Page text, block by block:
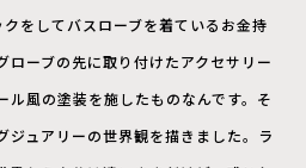
をしてバスローブを着ているお金持
ローブの先に取り付けたアクセサリー
ル風の塗装を施したものなんです。そ
ジュアリーの世界観を描きました。ラ